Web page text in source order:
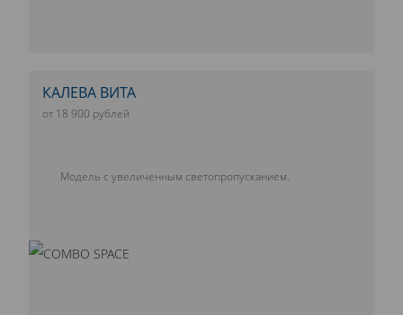
КАЛЕВА ВИТА
от 18 900 рублей
Модель с увеличенным светопропусканием.